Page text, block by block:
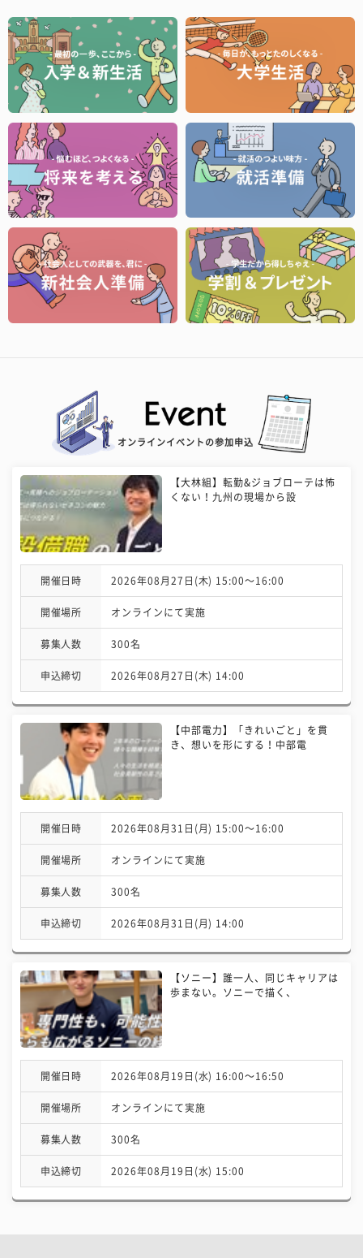
オンラインイベントの参加申込
【大林組】転勤&ジョブローテは怖
くない！九州の現場から設
開催日時 2026年08月27日(木) 15:00〜16:00
開催場所 オンラインにて実施
募集人数 300名
申込締切 2026年08月27日(木) 14:00
【中部電力】「きれいごと」を貫
き、想いを形にする！中部電
開催日時 2026年08月31日(月) 15:00〜16:00
開催場所 オンラインにて実施
募集人数 300名
申込締切 2026年08月31日(月) 14:00
【ソニー】誰一人、同じキャリアは
歩まない。ソニーで描く、
開催日時 2026年08月19日(水) 16:00〜16:50
開催場所 オンラインにて実施
募集人数 300名
申込締切 2026年08月19日(水) 15:00